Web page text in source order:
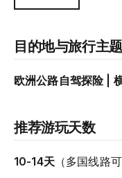
目的地与旅行主题
欧洲公路自驾探险 |
推荐游玩天数
10-14天（多国线路